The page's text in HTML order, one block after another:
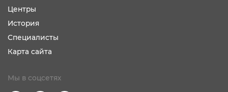
Центры
История
Специалисты
Карта сайта
Мы в соцсетях